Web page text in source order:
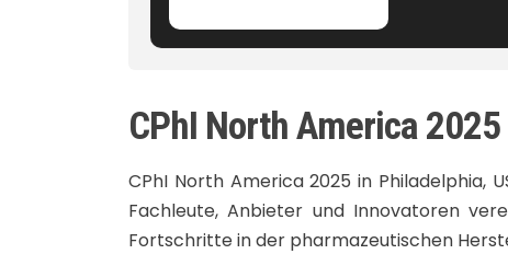
CPhI North America
CPhI North America 2025 in Philadelphia,
Fachleute, Anbieter und Innovatoren
Fortschritte in der pharmazeutischen